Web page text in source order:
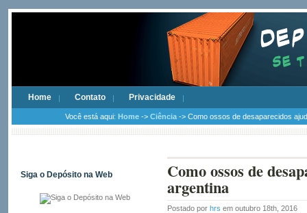
Home Contato Privacidade
Você está aqui: Home -> Ciência -> Como ossos de desaparecidos
Siga o Depósito na Web Como ossos de
argentina
Postado por hrs em outubro 18th, 2016